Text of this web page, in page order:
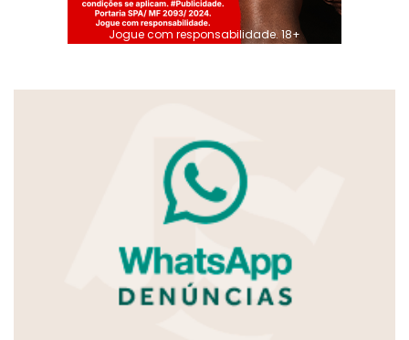
Jogue com responsabilidade. 18+